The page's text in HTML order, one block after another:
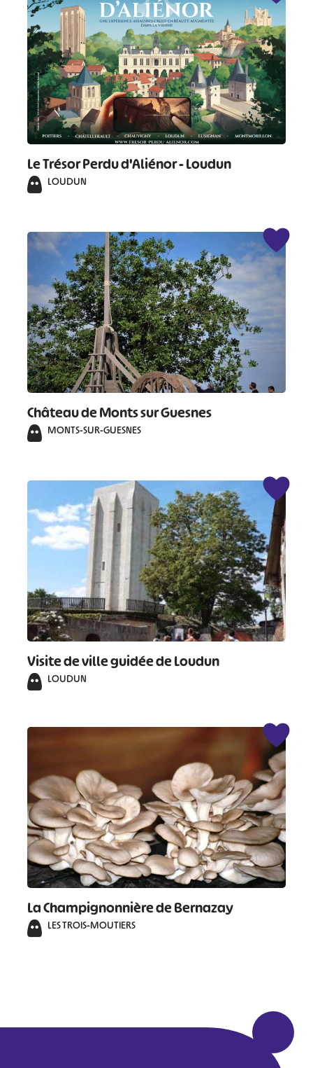
Le Trésor Perdu d'Aliénor - Loudun
LOUDUN
Château de Monts sur Guesnes
MONTS-SUR-GUESNES
Visite de ville guidée de Loudun
LOUDUN
La Champignonnière de Bernazay
LES TROIS-MOUTIERS
#
#